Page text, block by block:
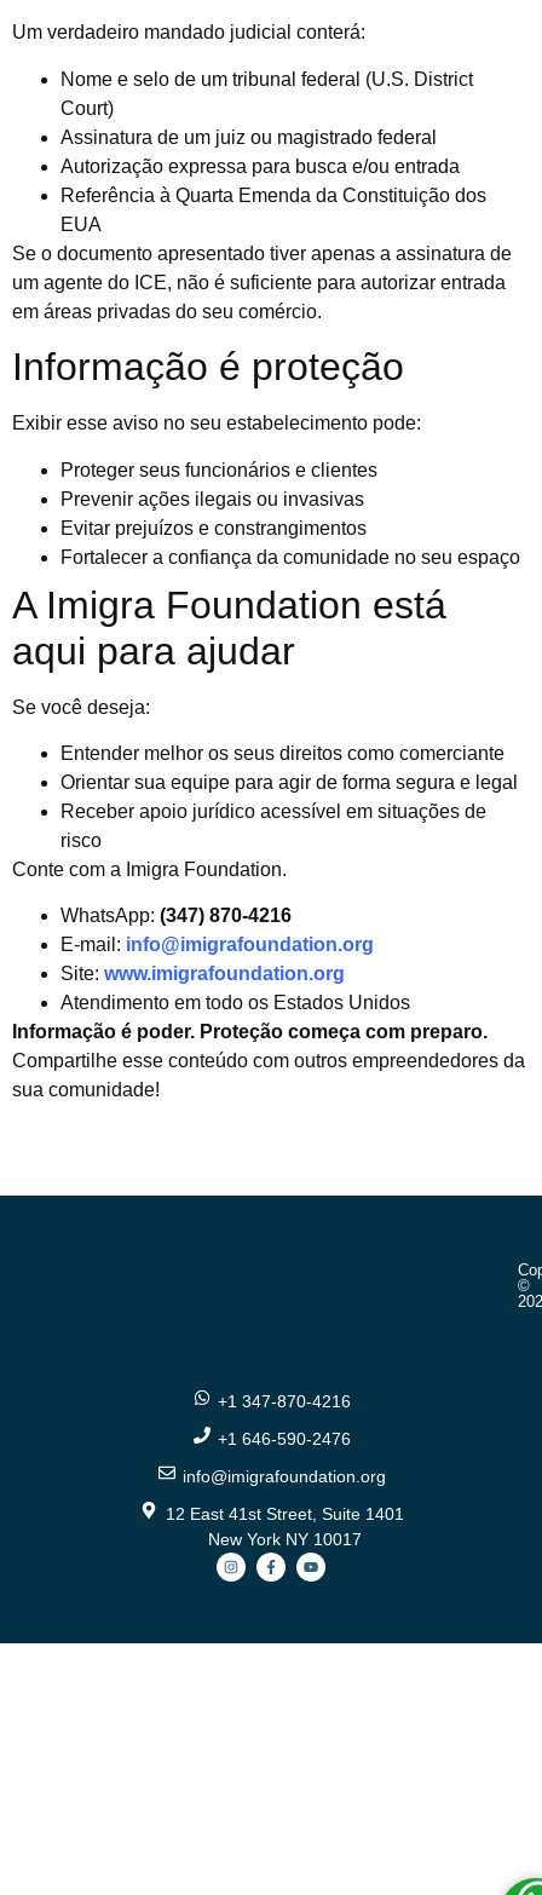
Um verdadeiro mandado judicial conterá:
Nome e selo de um tribunal federal (U.S. District
Court)
Assinatura de um juiz ou magistrado federal
Autorização expressa para busca e/ou entrada
Referência à Quarta Emenda da Constituição dos
EUA
Se o documento apresentado tiver apenas a assinatura de
um agente do ICE, não é suficiente para autorizar entrada
em áreas privadas do seu comércio.
Informação é proteção
Exibir esse aviso no seu estabelecimento pode:
Proteger seus funcionários e clientes
Prevenir ações ilegais ou invasivas
Evitar prejuízos e constrangimentos
Fortalecer a confiança da comunidade no seu espaço
A Imigra Foundation está
aqui para ajudar
Se você deseja:
Entender melhor os seus direitos como comerciante
Orientar sua equipe para agir de forma segura e legal
Receber apoio jurídico acessível em situações de
risco
Conte com a Imigra Foundation.
WhatsApp: (347) 870-4216
E-mail: info@imigrafoundation.org
Site: www.imigrafoundation.org
Atendimento em todo os Estados Unidos
Informação é poder. Proteção começa com preparo.
Compartilhe esse conteúdo com outros empreendedores da
sua comunidade!
©
+1 347-870-4216
+1 646-590-2476
info@imigrafoundation.org
12 East 41st Street, Suite 1401
New York NY 10017